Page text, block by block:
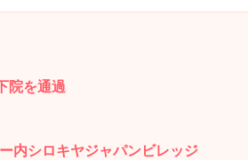
院を通過
内シロキヤジャパンビレッジ